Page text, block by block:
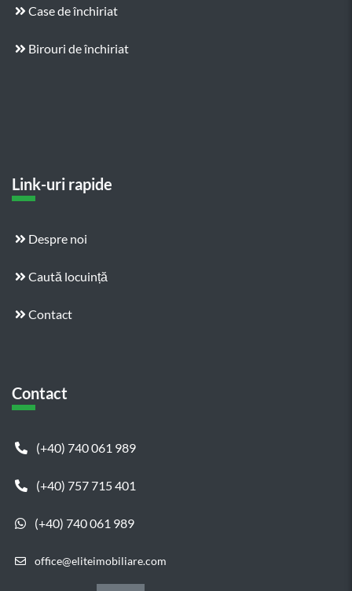
Case de închiriat
Birouri de închiriat
Link-uri rapide
Despre noi
Caută locuință
Contact
Contact
(+40) 740 061 989
(+40) 757 715 401
(+40) 740 061 989
office@eliteimobiliare.com